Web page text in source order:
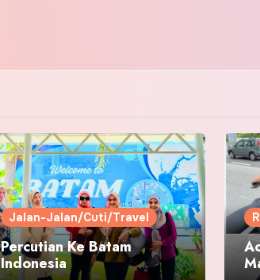
Jalan-Jalan/Cuti/Travel
Percutian Ke Batam
Indonesia